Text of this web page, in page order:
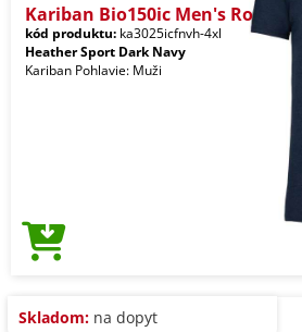
Kariban Bio150ic Men's Ro
kód produktu: ka3025icfnvh-4xl
Heather Sport Dark Navy
Kariban Pohlavie: Muži
Skladom: na dopyt